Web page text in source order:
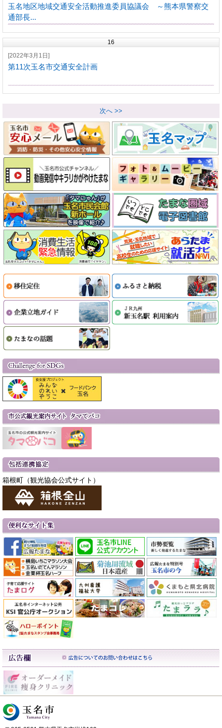
玉名地区地域交通安全活動推進委員協議会 ～熊本県警察交
通部長...
16
[2022年3月1日]
第11次玉名市交通安全計画
次へ >>
箱根町（観光協会公式サイト）